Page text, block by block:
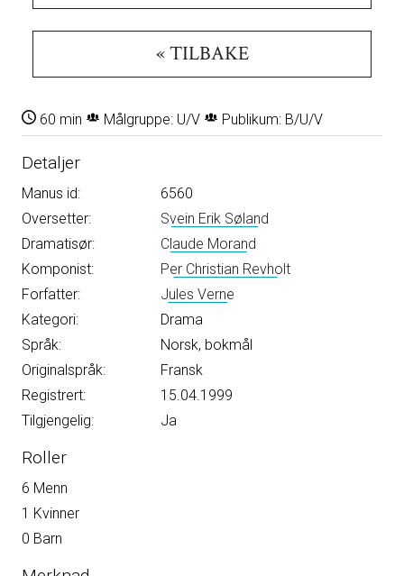
« TILBAKE
60 min Målgruppe: U/V Publikum: B/U/V
Detaljer
Manus id:
6560
Oversetter:
Svein Erik Søland
Dramatisør:
Claude Morand
Komponist:
Per Christian Revholt
Forfatter:
Jules Verne
Kategori:
Drama
Språk:
Norsk, bokmål
Originalspråk:
Fransk
Registrert:
15.04.1999
Tilgjengelig:
Ja
Roller
6 Menn
1 Kvinner
0 Barn